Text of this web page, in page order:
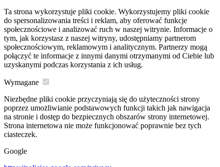
Ta strona wykorzystuje pliki cookie. Wykorzystujemy pliki cookie
do spersonalizowania treści i reklam, aby oferować funkcje
społecznościowe i analizować ruch w naszej witrynie. Informacje o
tym, jak korzystasz z naszej witryny, udostępniamy partnerom
społecznościowym, reklamowym i analitycznym. Partnerzy mogą
połączyć te informacje z innymi danymi otrzymanymi od Ciebie lub
uzyskanymi podczas korzystania z ich usług.
Wymagane
Niezbędne pliki cookie przyczyniają się do użyteczności strony
poprzez umożliwianie podstawowych funkcji takich jak nawigacja
na stronie i dostęp do bezpiecznych obszarów strony internetowej.
Strona internetowa nie może funkcjonować poprawnie bez tych
ciasteczek.
Google